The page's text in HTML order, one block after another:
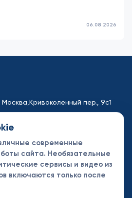
06.08.2026
Москва,Кривоколенный пер., 9с1
Турниры
Контакты
современные
сайта. Необязательные
сервисы и видео из
включаются только после